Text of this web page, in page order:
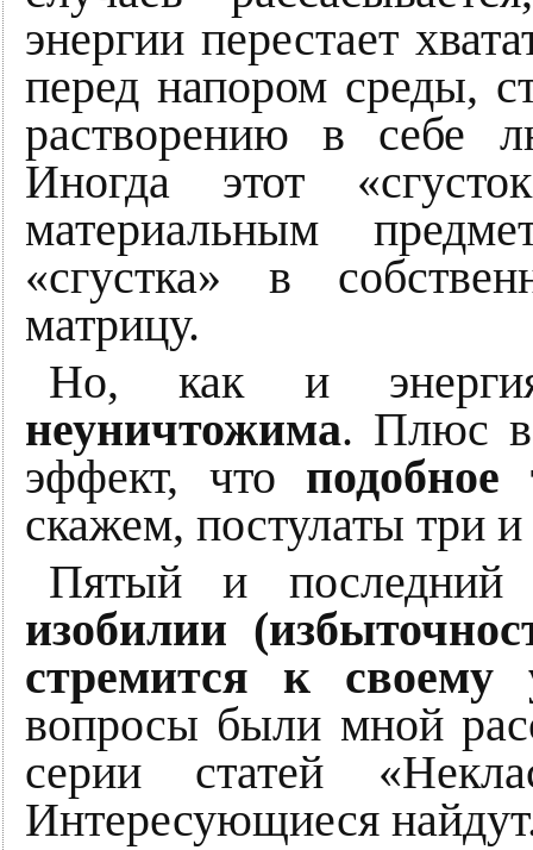
энергии перестает
перед напором среды,
растворению в себе
Иногда этот
материальным
«сгустка» в
матрицу.
Но, как и
неуничтожима. Плюс
эффект, что
скажем, постулаты три
Пятый и последний
изобилии
стремится к своему
вопросы были мной
серии статей
Интересующиеся